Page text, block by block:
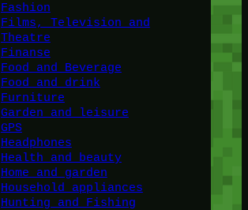
Fashion
Films, Television and
Theatre
Finanse
Food and Beverage
Food and drink
Furniture
Garden and leisure
GPS
Headphones
Health and beauty
Home and garden
Household appliances
Hunting and Fishing